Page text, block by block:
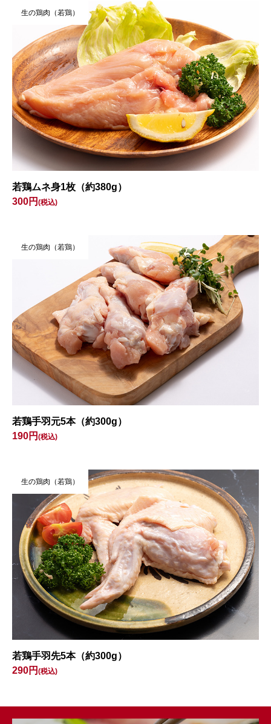
若鶏ムネ身1枚（約380g）
300円 (税込)
生の鶏肉（若鶏）
若鶏手羽元5本（約300g）
190円 (税込)
生の鶏肉（若鶏）
若鶏手羽先5本（約300g）
290円 (税込)
生の鶏肉（若鶏）